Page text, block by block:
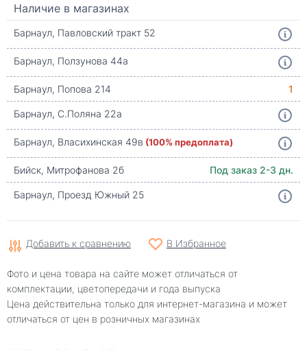
Наличие в магазинах
Барнаул, Павловский тракт 52
Барнаул, Ползунова 44а
Барнаул, Попова 214
1
Барнаул, С.Поляна 22а
Барнаул, Власихинская 49в (100% предоплата)
Бийск, Митрофанова 2б
Под заказ 2-3 дн.
Барнаул, Проезд Южный 25
Добавить к сравнению В Избранное
Фото и цена товара на сайте может отличаться от
комплектации, цветопередачи и года выпуска
Цена действительна только для интернет-магазина и может
отличаться от цен в розничных магазинах